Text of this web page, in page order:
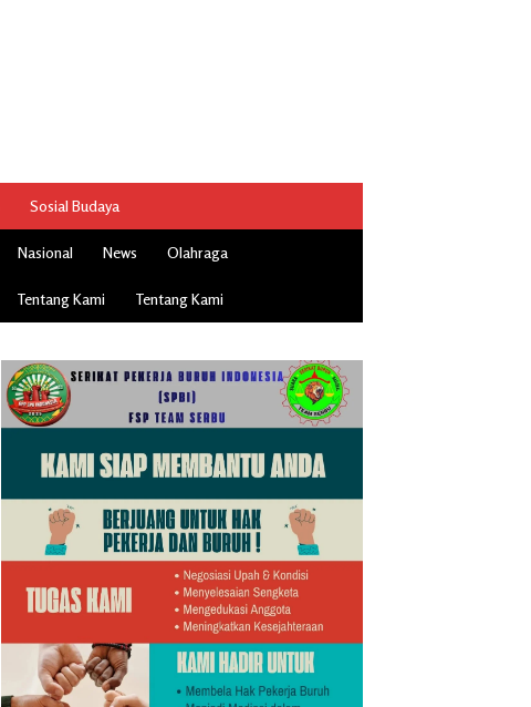
Sosial Budaya
Nasional News Olahraga
Tentang Kami Tentang Kami